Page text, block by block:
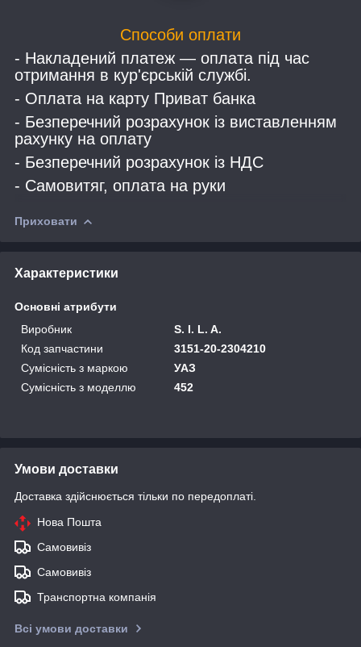
Способи оплати
- Накладений платеж — оплата під час
отримання в кур'єрській службі.
- Оплата на карту Приват банка
- Безперечний розрахунок із виставленням
рахунку на оплату
- Безперечний розрахунок із НДС
- Самовитяг, оплата на руки
Приховати
Характеристики
Основні атрибути
Виробник
S. I. L. A.
Код запчастини
3151-20-2304210
Сумісність з маркою
УАЗ
Сумісність з моделлю
452
Умови доставки
Доставка здійснюється тільки по передоплаті.
Нова Пошта
Самовивіз
Самовивіз
Транспортна компанія
Всі умови доставки